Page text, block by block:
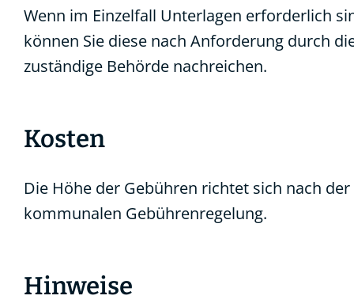
Wenn im Einzelfall Unterlagen erforderlich
können Sie diese nach Anforderung durch
zuständige Behörde nachreichen.
Kosten
Die Höhe der Gebühren richtet sich nach der
kommunalen Gebührenregelung.
Hinweise